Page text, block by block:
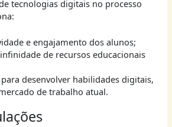
tecnologias digitais no processo
e engajamento dos alunos;
de recursos educacionais
desenvolver habilidades digitais,
de trabalho atual.